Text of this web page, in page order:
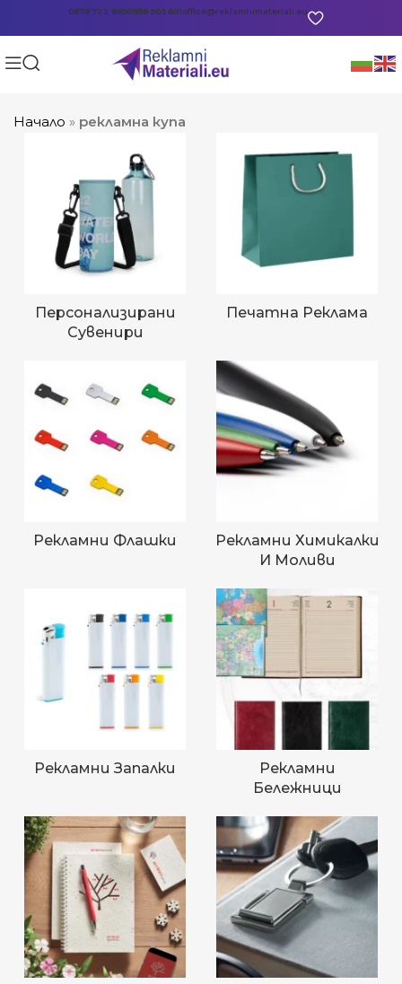
0878 722 8650888 903 601office@reklamnimateriali.eu
Начало » рекламна купа
Персонализирани
Сувенири
Печатна Реклама
Рекламни Флашки
Рекламни Химикалки
И Моливи
Рекламни Запалки
Рекламни
Бележници